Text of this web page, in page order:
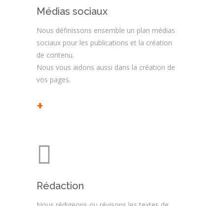
Médias sociaux
Nous définissons ensemble un plan médias
sociaux pour les publications et la création
de contenu.
Nous vous aidons aussi dans la création de
vos pages.
+
Rédaction